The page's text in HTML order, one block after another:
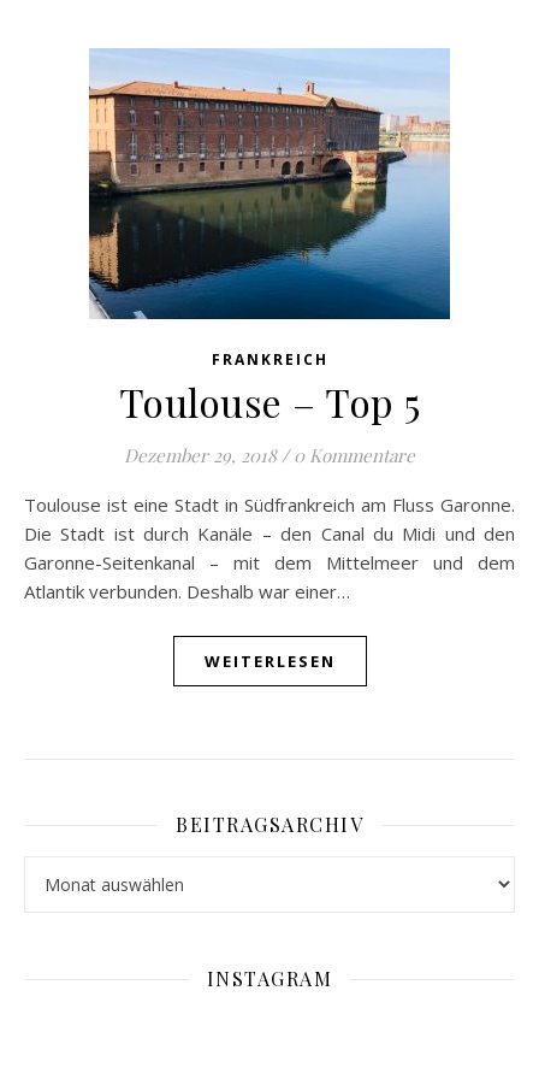
FRANKREICH
Toulouse – Top 5
Dezember 29, 2018 / 0 Kommentare
Toulouse ist eine Stadt in Südfrankreich am Fluss Garonne.
Die Stadt ist durch Kanäle – den Canal du Midi und den
Garonne-Seitenkanal – mit dem Mittelmeer und dem
Atlantik verbunden. Deshalb war einer…
WEITERLESEN
BEITRAGSARCHIV
INSTAGRAM